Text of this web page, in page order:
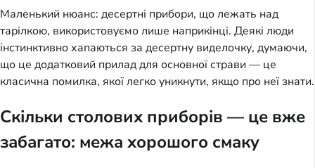
Маленький нюанс: десертні прибори, що лежать над
тарілкою, використовуємо лише наприкінці. Деякі люди
інстинктивно хапаються за десертну виделочку, думаючи,
що це додатковий прилад для основної страви — це
класична помилка, якої легко уникнути, якщо про неї знати.
Скільки столових приборів — це вже
забагато: межа хорошого смаку